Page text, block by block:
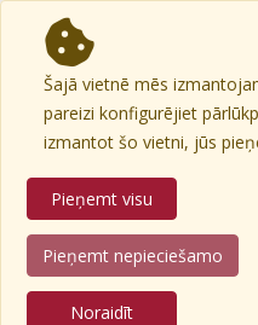
Šajā vietnē mēs
pareizi konfigurējiet
izmantot šo vietni, jūs
Pieņemt visu
Pieņemt nepieciešamo
Noraidīt